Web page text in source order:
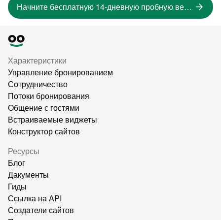
Начните бесплатную 14-дневную пробную версию
Характеристики
Управление бронированием
Сотрудничество
Потоки бронирования
Общение с гостями
Встраиваемые виджеты
Конструктор сайтов
Ресурсы
Блог
Дакументы
Гиды
Ссылка на API
Создатели сайтов